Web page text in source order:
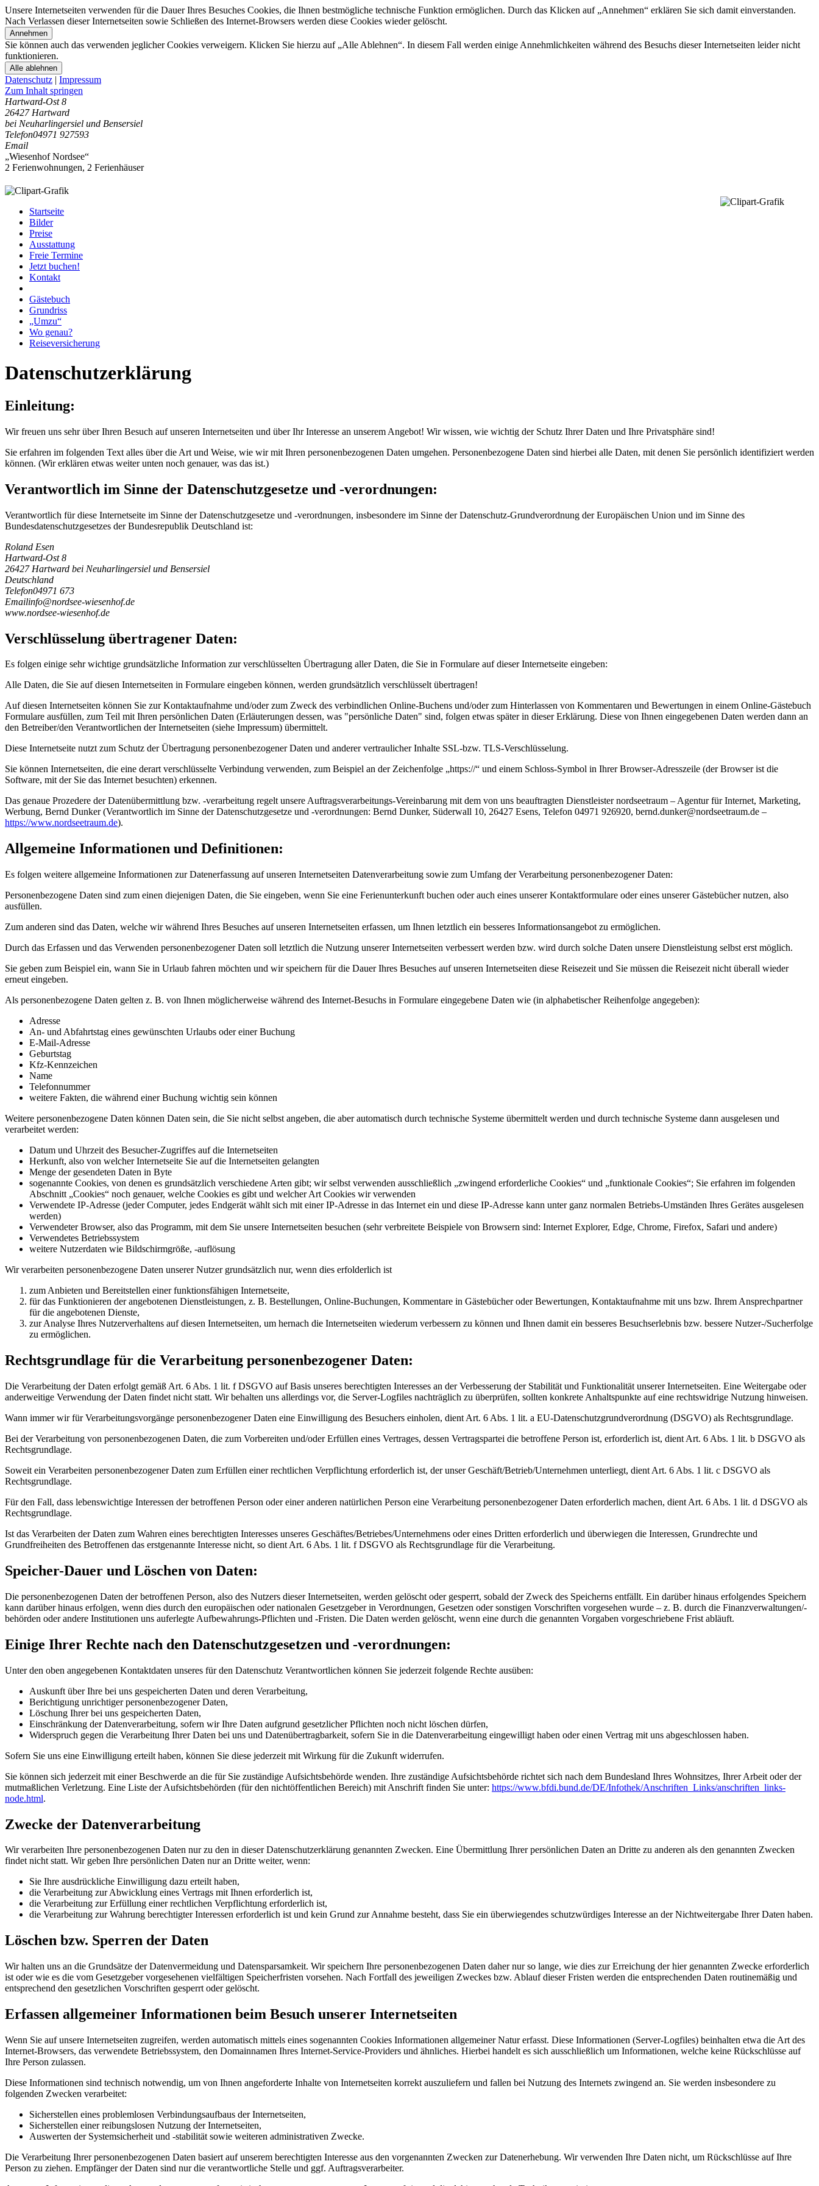
Unsere Internetseiten verwenden für die Dauer Ihres Besuches Cookies, die Ihnen bestmögliche technische Funktion ermöglichen. Durch das Klicken auf „Annehmen“ erklären Sie sich damit einverstanden.
Nach Verlassen dieser Internetseiten sowie Schließen des Internet-Browsers werden diese Cookies wieder gelöscht.
Annehmen
Sie können auch das verwenden jeglicher Cookies verweigern. Klicken Sie hierzu auf „Alle Ablehnen“. In diesem Fall werden einige Annehmlichkeiten während des Besuchs dieser Internetseiten leider nicht
funktionieren.
Alle ablehnen
Datenschutz | Impressum
Zum Inhalt springen
Hartward-Ost 8
26427 Hartward
bei Neuharlingersiel und Bensersiel
Telefon04971 927593
Email
„Wiesenhof Nordsee“
2 Ferienwohnungen, 2 Ferienhäuser
Startseite
Bilder
Preise
Ausstattung
Freie Termine
Jetzt buchen!
Kontakt
Gästebuch
Grundriss
„Umzu“
Wo genau?
Reiseversicherung
Datenschutzerklärung
Einleitung:
Wir freuen uns sehr über Ihren Besuch auf unseren Internetseiten und über Ihr Interesse an unserem Angebot! Wir wissen, wie wichtig der Schutz Ihrer Daten und Ihre Privatsphäre sind!
Sie erfahren im folgenden Text alles über die Art und Weise, wie wir mit Ihren personenbezogenen Daten umgehen. Personenbezogene Daten sind hierbei alle Daten, mit denen Sie persönlich identifiziert werden
können. (Wir erklären etwas weiter unten noch genauer, was das ist.)
Verantwortlich im Sinne der Datenschutzgesetze und -verordnungen:
Verantwortlich für diese Internetseite im Sinne der Datenschutzgesetze und -verordnungen, insbesondere im Sinne der Datenschutz-Grundverordnung der Europäischen Union und im Sinne des
Bundesdatenschutzgesetzes der Bundesrepublik Deutschland ist:
Roland Esen
Hartward-Ost 8
26427 Hartward bei Neuharlingersiel und Bensersiel
Deutschland
Telefon04971 673
Emailinfo@nordsee-wiesenhof.de
www.nordsee-wiesenhof.de
Verschlüsselung übertragener Daten:
Es folgen einige sehr wichtige grundsätzliche Information zur verschlüsselten Übertragung aller Daten, die Sie in Formulare auf dieser Internetseite eingeben:
Alle Daten, die Sie auf diesen Internetseiten in Formulare eingeben können, werden grundsätzlich verschlüsselt übertragen!
Auf diesen Internetseiten können Sie zur Kontaktaufnahme und/oder zum Zweck des verbindlichen Online-Buchens und/oder zum Hinterlassen von Kommentaren und Bewertungen in einem Online-Gästebuch
Formulare ausfüllen, zum Teil mit Ihren persönlichen Daten (Erläuterungen dessen, was "persönliche Daten" sind, folgen etwas später in dieser Erklärung. Diese von Ihnen eingegebenen Daten werden dann an
den Betreiber/den Verantwortlichen der Internetseiten (siehe Impressum) übermittelt.
Diese Internetseite nutzt zum Schutz der Übertragung personenbezogener Daten und anderer vertraulicher Inhalte SSL-bzw. TLS-Verschlüsselung.
Sie können Internetseiten, die eine derart verschlüsselte Verbindung verwenden, zum Beispiel an der Zeichenfolge „https://“ und einem Schloss-Symbol in Ihrer Browser-Adresszeile (der Browser ist die
Software, mit der Sie das Internet besuchten) erkennen.
Das genaue Prozedere der Datenübermittlung bzw. -verarbeitung regelt unsere Auftragsverarbeitungs-Vereinbarung mit dem von uns beauftragten Dienstleister nordseetraum – Agentur für Internet, Marketing,
Werbung, Bernd Dunker (Verantwortlich im Sinne der Datenschutzgesetze und -verordnungen: Bernd Dunker, Süderwall 10, 26427 Esens, Telefon 04971 926920, bernd.dunker@nordseetraum.de –
https://www.nordseetraum.de).
Allgemeine Informationen und Definitionen:
Es folgen weitere allgemeine Informationen zur Datenerfassung auf unseren Internetseiten Datenverarbeitung sowie zum Umfang der Verarbeitung personenbezogener Daten:
Personenbezogene Daten sind zum einen diejenigen Daten, die Sie eingeben, wenn Sie eine Ferienunterkunft buchen oder auch eines unserer Kontaktformulare oder eines unserer Gästebücher nutzen, also
ausfüllen.
Zum anderen sind das Daten, welche wir während Ihres Besuches auf unseren Internetseiten erfassen, um Ihnen letztlich ein besseres Informationsangebot zu ermöglichen.
Durch das Erfassen und das Verwenden personenbezogener Daten soll letztlich die Nutzung unserer Internetseiten verbessert werden bzw. wird durch solche Daten unsere Dienstleistung selbst erst möglich.
Sie geben zum Beispiel ein, wann Sie in Urlaub fahren möchten und wir speichern für die Dauer Ihres Besuches auf unseren Internetseiten diese Reisezeit und Sie müssen die Reisezeit nicht überall wieder
erneut eingeben.
Als personenbezogene Daten gelten z. B. von Ihnen möglicherweise während des Internet-Besuchs in Formulare eingegebene Daten wie (in alphabetischer Reihenfolge angegeben):
Adresse
An- und Abfahrtstag eines gewünschten Urlaubs oder einer Buchung
E-Mail-Adresse
Geburtstag
Kfz-Kennzeichen
Name
Telefonnummer
weitere Fakten, die während einer Buchung wichtig sein können
Weitere personenbezogene Daten können Daten sein, die Sie nicht selbst angeben, die aber automatisch durch technische Systeme übermittelt werden und durch technische Systeme dann ausgelesen und
verarbeitet werden:
Datum und Uhrzeit des Besucher-Zugriffes auf die Internetseiten
Herkunft, also von welcher Internetseite Sie auf die Internetseiten gelangten
Menge der gesendeten Daten in Byte
sogenannte Cookies, von denen es grundsätzlich verschiedene Arten gibt; wir selbst verwenden ausschließlich „zwingend erforderliche Cookies“ und „funktionale Cookies“; Sie erfahren im folgenden
Abschnitt „Cookies“ noch genauer, welche Cookies es gibt und welcher Art Cookies wir verwenden
Verwendete IP-Adresse (jeder Computer, jedes Endgerät wählt sich mit einer IP-Adresse in das Internet ein und diese IP-Adresse kann unter ganz normalen Betriebs-Umständen Ihres Gerätes ausgelesen
werden)
Verwendeter Browser, also das Programm, mit dem Sie unsere Internetseiten besuchen (sehr verbreitete Beispiele von Browsern sind: Internet Explorer, Edge, Chrome, Firefox, Safari und andere)
Verwendetes Betriebssystem
weitere Nutzerdaten wie Bildschirmgröße, -auflösung
Wir verarbeiten personenbezogene Daten unserer Nutzer grundsätzlich nur, wenn dies erfolderlich ist
zum Anbieten und Bereitstellen einer funktionsfähigen Internetseite,
für das Funktionieren der angebotenen Dienstleistungen, z. B. Bestellungen, Online-Buchungen, Kommentare in Gästebücher oder Bewertungen, Kontaktaufnahme mit uns bzw. Ihrem Ansprechpartner
für die angebotenen Dienste,
zur Analyse Ihres Nutzerverhaltens auf diesen Internetseiten, um hernach die Internetseiten wiederum verbessern zu können und Ihnen damit ein besseres Besuchserlebnis bzw. bessere Nutzer-/Sucherfolge
zu ermöglichen.
Rechtsgrundlage für die Verarbeitung personenbezogener Daten:
Die Verarbeitung der Daten erfolgt gemäß Art. 6 Abs. 1 lit. f DSGVO auf Basis unseres berechtigten Interesses an der Verbesserung der Stabilität und Funktionalität unserer Internetseiten. Eine Weitergabe oder
anderweitige Verwendung der Daten findet nicht statt. Wir behalten uns allerdings vor, die Server-Logfiles nachträglich zu überprüfen, sollten konkrete Anhaltspunkte auf eine rechtswidrige Nutzung hinweisen.
Wann immer wir für Verarbeitungsvorgänge personenbezogener Daten eine Einwilligung des Besuchers einholen, dient Art. 6 Abs. 1 lit. a EU-Datenschutzgrundverordnung (DSGVO) als Rechtsgrundlage.
Bei der Verarbeitung von personenbezogenen Daten, die zum Vorbereiten und/oder Erfüllen eines Vertrages, dessen Vertragspartei die betroffene Person ist, erforderlich ist, dient Art. 6 Abs. 1 lit. b DSGVO als
Rechtsgrundlage.
Soweit ein Verarbeiten personenbezogener Daten zum Erfüllen einer rechtlichen Verpflichtung erforderlich ist, der unser Geschäft/Betrieb/Unternehmen unterliegt, dient Art. 6 Abs. 1 lit. c DSGVO als
Rechtsgrundlage.
Für den Fall, dass lebenswichtige Interessen der betroffenen Person oder einer anderen natürlichen Person eine Verarbeitung personenbezogener Daten erforderlich machen, dient Art. 6 Abs. 1 lit. d DSGVO als
Rechtsgrundlage.
Ist das Verarbeiten der Daten zum Wahren eines berechtigten Interesses unseres Geschäftes/Betriebes/Unternehmens oder eines Dritten erforderlich und überwiegen die Interessen, Grundrechte und
Grundfreiheiten des Betroffenen das erstgenannte Interesse nicht, so dient Art. 6 Abs. 1 lit. f DSGVO als Rechtsgrundlage für die Verarbeitung.
Speicher-Dauer und Löschen von Daten:
Die personenbezogenen Daten der betroffenen Person, also des Nutzers dieser Internetseiten, werden gelöscht oder gesperrt, sobald der Zweck des Speicherns entfällt. Ein darüber hinaus erfolgendes Speichern
kann darüber hinaus erfolgen, wenn dies durch den europäischen oder nationalen Gesetzgeber in Verordnungen, Gesetzen oder sonstigen Vorschriften vorgesehen wurde – z. B. durch die Finanzverwaltungen/-
behörden oder andere Institutionen uns auferlegte Aufbewahrungs-Pflichten und -Fristen. Die Daten werden gelöscht, wenn eine durch die genannten Vorgaben vorgeschriebene Frist abläuft.
Einige Ihrer Rechte nach den Datenschutzgesetzen und -verordnungen:
Unter den oben angegebenen Kontaktdaten unseres für den Datenschutz Verantwortlichen können Sie jederzeit folgende Rechte ausüben:
Auskunft über Ihre bei uns gespeicherten Daten und deren Verarbeitung,
Berichtigung unrichtiger personenbezogener Daten,
Löschung Ihrer bei uns gespeicherten Daten,
Einschränkung der Datenverarbeitung, sofern wir Ihre Daten aufgrund gesetzlicher Pflichten noch nicht löschen dürfen,
Widerspruch gegen die Verarbeitung Ihrer Daten bei uns und Datenübertragbarkeit, sofern Sie in die Datenverarbeitung eingewilligt haben oder einen Vertrag mit uns abgeschlossen haben.
Sofern Sie uns eine Einwilligung erteilt haben, können Sie diese jederzeit mit Wirkung für die Zukunft widerrufen.
Sie können sich jederzeit mit einer Beschwerde an die für Sie zuständige Aufsichtsbehörde wenden. Ihre zuständige Aufsichtsbehörde richtet sich nach dem Bundesland Ihres Wohnsitzes, Ihrer Arbeit oder der
mutmaßlichen Verletzung. Eine Liste der Aufsichtsbehörden (für den nichtöffentlichen Bereich) mit Anschrift finden Sie unter: https://www.bfdi.bund.de/­DE/Infothek/Anschriften_Links/­anschriften_links-
node.html.
Zwecke der Datenverarbeitung
Wir verarbeiten Ihre personenbezogenen Daten nur zu den in dieser Datenschutzerklärung genannten Zwecken. Eine Übermittlung Ihrer persönlichen Daten an Dritte zu anderen als den genannten Zwecken
findet nicht statt. Wir geben Ihre persönlichen Daten nur an Dritte weiter, wenn:
Sie Ihre ausdrückliche Einwilligung dazu erteilt haben,
die Verarbeitung zur Abwicklung eines Vertrags mit Ihnen erforderlich ist,
die Verarbeitung zur Erfüllung einer rechtlichen Verpflichtung erforderlich ist,
die Verarbeitung zur Wahrung berechtigter Interessen erforderlich ist und kein Grund zur Annahme besteht, dass Sie ein überwiegendes schutzwürdiges Interesse an der Nichtweitergabe Ihrer Daten haben.
Löschen bzw. Sperren der Daten
Wir halten uns an die Grundsätze der Datenvermeidung und Datensparsamkeit. Wir speichern Ihre personenbezogenen Daten daher nur so lange, wie dies zur Erreichung der hier genannten Zwecke erforderlich
ist oder wie es die vom Gesetzgeber vorgesehenen vielfältigen Speicherfristen vorsehen. Nach Fortfall des jeweiligen Zweckes bzw. Ablauf dieser Fristen werden die entsprechenden Daten routinemäßig und
entsprechend den gesetzlichen Vorschriften gesperrt oder gelöscht.
Erfassen allgemeiner Informationen beim Besuch unserer Internetseiten
Wenn Sie auf unsere Internetseiten zugreifen, werden automatisch mittels eines sogenannten Cookies Informationen allgemeiner Natur erfasst. Diese Informationen (Server-Logfiles) beinhalten etwa die Art des
Internet-Browsers, das verwendete Betriebssystem, den Domainnamen Ihres Internet-Service-Providers und ähnliches. Hierbei handelt es sich ausschließlich um Informationen, welche keine Rückschlüsse auf
Ihre Person zulassen.
Diese Informationen sind technisch notwendig, um von Ihnen angeforderte Inhalte von Internetseiten korrekt auszuliefern und fallen bei Nutzung des Internets zwingend an. Sie werden insbesondere zu
folgenden Zwecken verarbeitet:
Sicherstellen eines problemlosen Verbindungsaufbaus der Internetseiten,
Sicherstellen einer reibungslosen Nutzung der Internetseiten,
Auswerten der Systemsicherheit und -stabilität sowie weiteren administrativen Zwecke.
Die Verarbeitung Ihrer personenbezogenen Daten basiert auf unserem berechtigten Interesse aus den vorgenannten Zwecken zur Datenerhebung. Wir verwenden Ihre Daten nicht, um Rückschlüsse auf Ihre
Person zu ziehen. Empfänger der Daten sind nur die verantwortliche Stelle und ggf. Auftragsverarbeiter.